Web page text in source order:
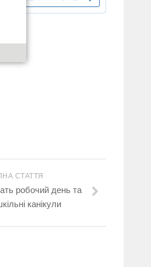
СТАТТЯ
робочий день та
канікули